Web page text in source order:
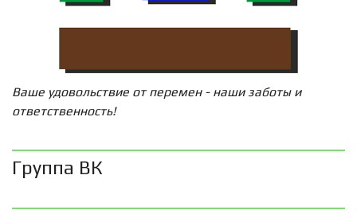
Ваше удовольствие от перемен - наши заботы и
ответственность!
Группа ВК